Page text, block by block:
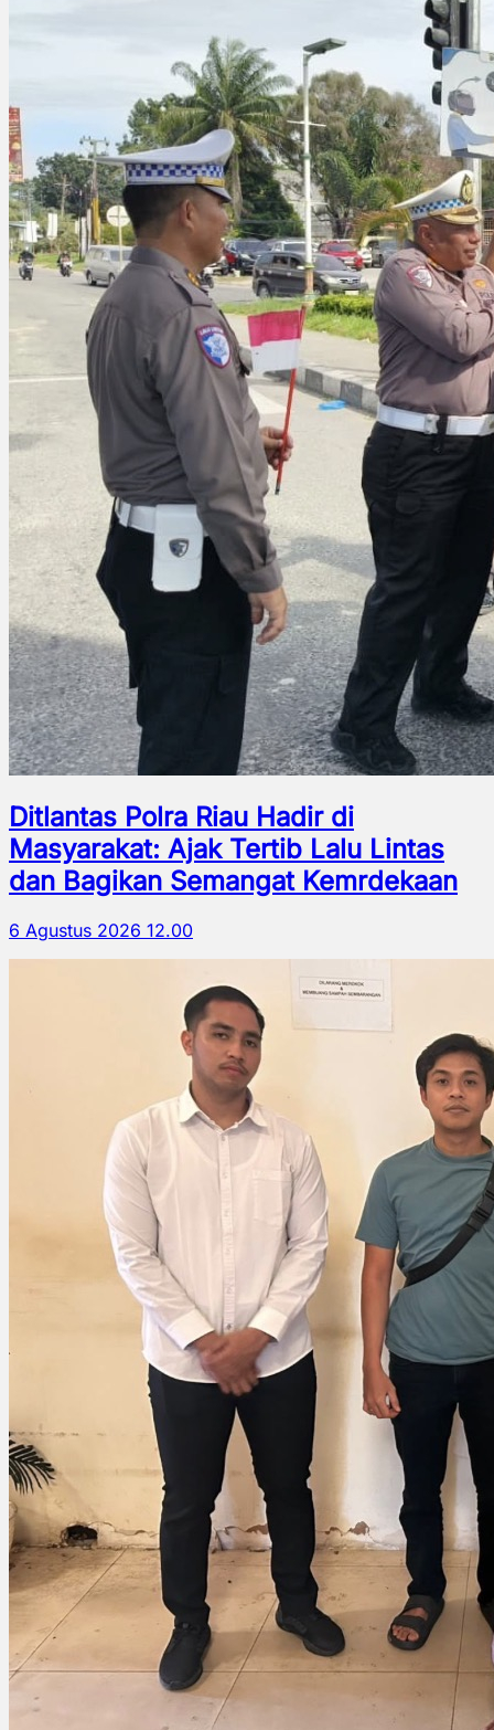
Ditlantas Polra Riau Hadir di
Masyarakat: Ajak Tertib Lalu Lintas
dan Bagikan Semangat Kemrdekaan
6 Agustus 2026 12.00